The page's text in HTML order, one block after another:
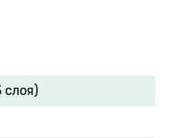
слоя)